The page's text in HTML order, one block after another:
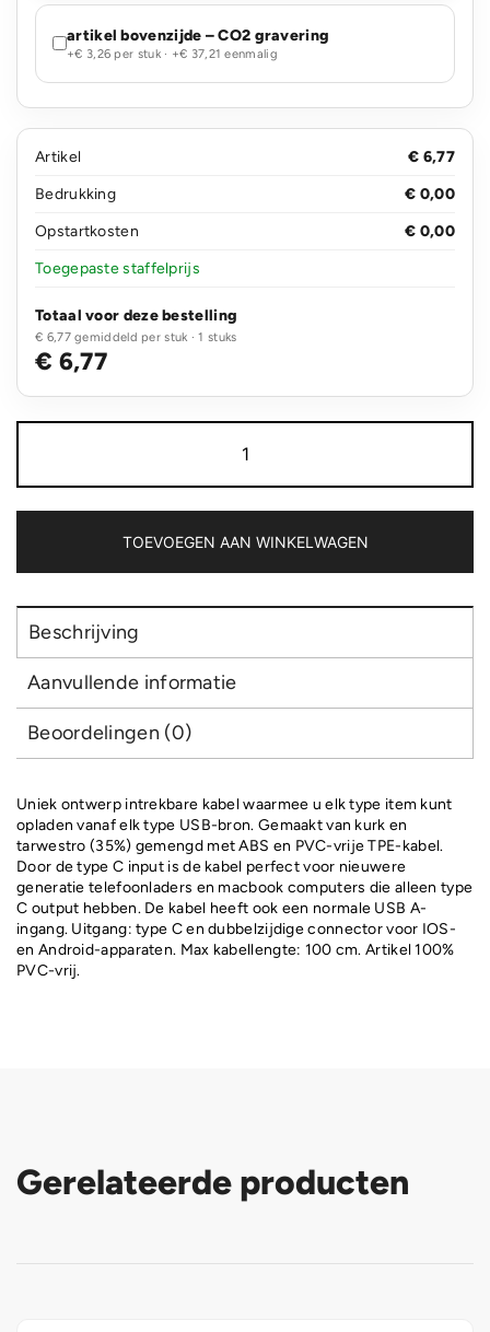
artikel bovenzijde – CO2 gravering
+€ 3,26 per stuk · +€ 37,21 eenmalig
Artikel
€ 6,77
Bedrukking
€ 0,00
Opstartkosten
€ 0,00
Toegepaste staffelprijs
Totaal voor deze bestelling
€ 6,77 gemiddeld per stuk · 1 stuks
€ 6,77
6-
oprolbare
kabel
TOEVOEGEN AAN WINKELWAGEN
Beschrijving
Aanvullende informatie
Beoordelingen (0)
Uniek ontwerp intrekbare kabel waarmee u elk type item kunt
opladen vanaf elk type USB-bron. Gemaakt van kurk en
tarwestro (35%) gemengd met ABS en PVC-vrije TPE-kabel.
Door de type C input is de kabel perfect voor nieuwere
generatie telefoonladers en macbook computers die alleen type
C output hebben. De kabel heeft ook een normale USB A-
ingang. Uitgang: type C en dubbelzijdige connector voor IOS-
en Android-apparaten. Max kabellengte: 100 cm. Artikel 100%
PVC-vrij.
Gerelateerde producten